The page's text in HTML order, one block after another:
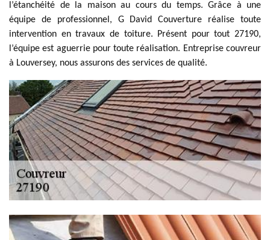
l’étanchéité de la maison au cours du temps. Grâce à une
équipe de professionnel, G David Couverture réalise toute
intervention en travaux de toiture. Présent pour tout 27190,
l’équipe est aguerrie pour toute réalisation. Entreprise couvreur
à Louversey, nous assurons des services de qualité.